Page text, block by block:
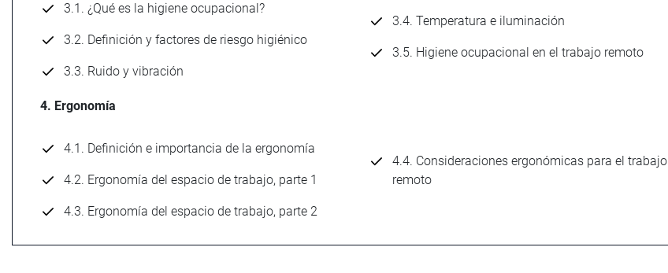
3.1. ¿Qué es la higiene ocupacional?
3.2. Definición y factores de riesgo higiénico
3.3. Ruido y vibración
3.4. Temperatura e iluminación
3.5. Higiene ocupacional en el trabajo remoto
4. Ergonomía
4.1. Definición e importancia de la ergonomía
4.2. Ergonomía del espacio de trabajo, parte 1
4.3. Ergonomía del espacio de trabajo, parte 2
4.4. Consideraciones ergonómicas para el trabajo
remoto